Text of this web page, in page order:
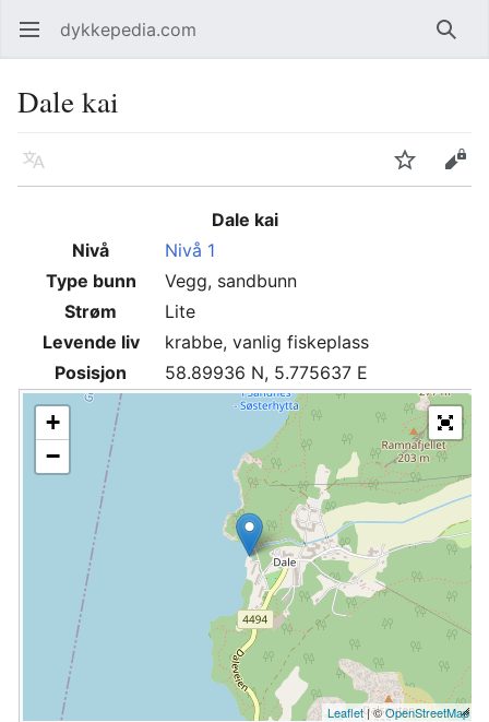
Åpne hovedmenyen dykkepedia.com Søk
Dale kai
Språk Overvåk Rediger
Dale kai
Nivå
Nivå 1
Type bunn
Vegg, sandbunn
Strøm
Lite
Levende liv
krabbe, vanlig fiskeplass
Posisjon
58.89936 N, 5.775637 E
+
−
Leaflet| ©OpenStreetMap